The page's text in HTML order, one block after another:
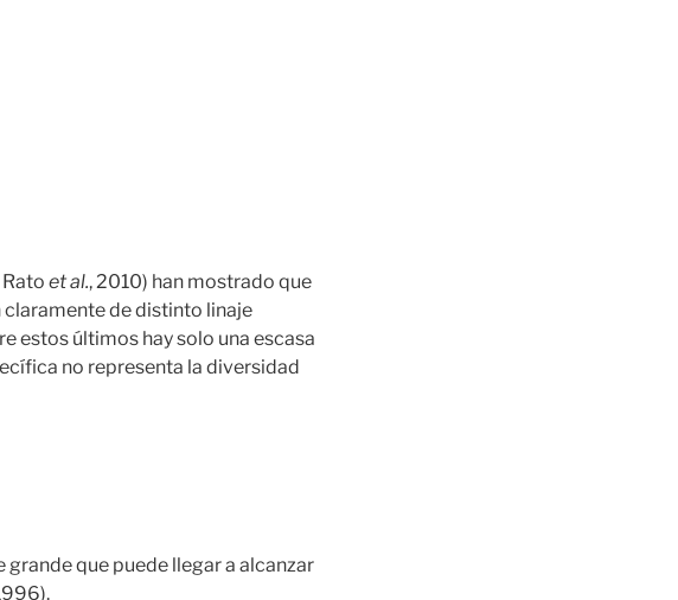
et al., 2010) han mostrado que
de distinto linaje
estos últimos hay solo una escasa
no representa la diversidad
que puede llegar a alcanzar